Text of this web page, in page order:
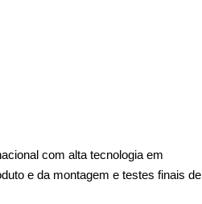
com alta tecnologia em
e da montagem e testes finais de